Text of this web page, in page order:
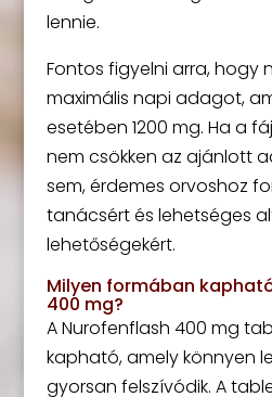
lennie.
Fontos figyelni arra, hogy
maximális napi adagot,
esetében 1200 mg. Ha a
nem csökken az ajánlott
sem, érdemes orvoshoz
tanácsért és lehetséges
lehetőségekért.
Milyen formában
400 mg?
A Nurofenflash 400 mg
kapható, amely könnyen
gyorsan felszívódik. A